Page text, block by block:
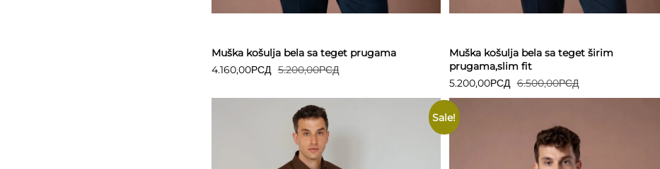
Muška košulja bela sa teget prugama
5.200,00РСД
4.160,00РСД
Muška košulja bela sa teget širim
prugama,slim fit
6.500,00РСД
5.200,00РСД
Sale!